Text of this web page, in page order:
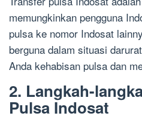
memungkinkan pengguna
pulsa ke nomor Indosat
berguna dalam situasi
Anda kehabisan pulsa dan
2. Langkah-
Pulsa Indosat